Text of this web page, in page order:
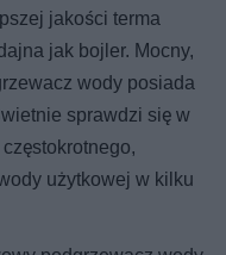
jakości terma
jak bojler. Mocny,
wody posiada
sprawdzi się w
użytkowej w kilku